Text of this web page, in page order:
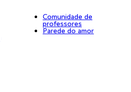
Comunidade de
professores
Parede do amor